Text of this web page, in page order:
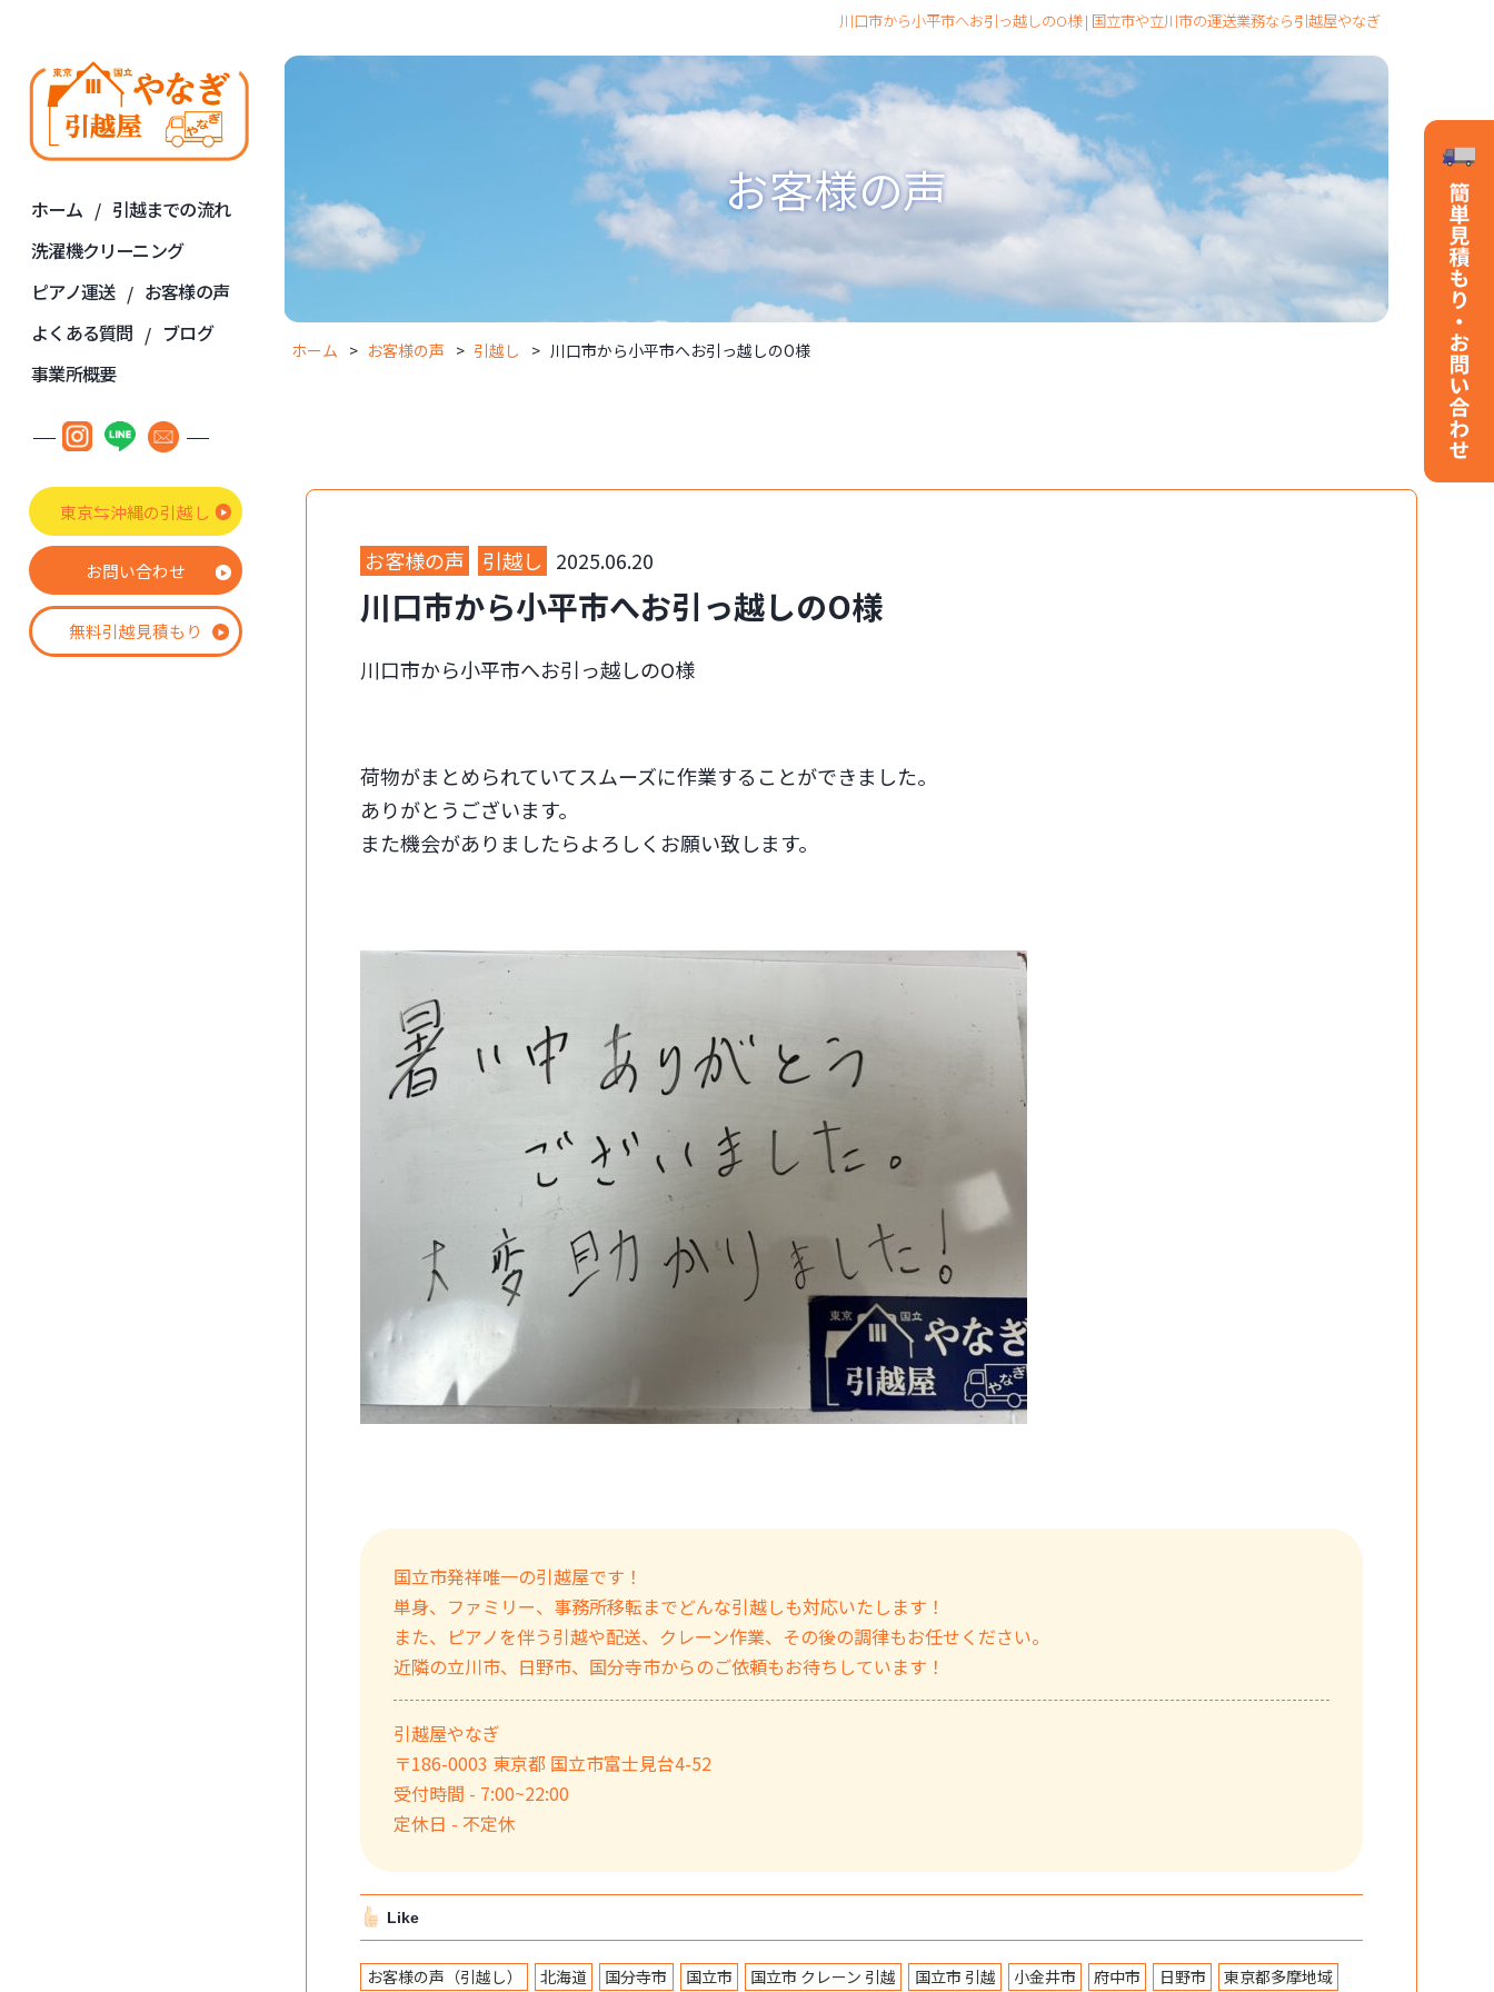
ホーム
引越までの流れ
洗濯機クリーニング
ピアノ運送
お客様の声
よくある質問
ブログ
事業所概要
東京⇆沖縄の引越し
お問い合わせ
無料引越見積もり
川口市から小平市へお引っ越しのO様 | 国立市や立川市の運送業務なら引越屋やなぎ
お客様の声
ホーム お客様の声 引越し 川口市から小平市へお引っ越しのO様
お客様の声 引越し 2025.06.20
川口市から小平市へお引っ越しのO様
川口市から小平市へお引っ越しのO様
荷物がまとめられていてスムーズに作業することができました。
ありがとうございます。
また機会がありましたらよろしくお願い致します。
国立市発祥唯一の引越屋です！
単身、ファミリー、事務所移転までどんな引越しも対応いたします！
また、ピアノを伴う引越や配送、クレーン作業、その後の調律もお任せください。
近隣の立川市、日野市、国分寺市からのご依頼もお待ちしています！
引越屋やなぎ
〒186-0003 東京都 国立市富士見台4-52
受付時間 - 7:00~22:00
定休日 - 不定休
Like
お客様の声（引越し） 北海道 国分寺市 国立市 国立市 クレーン 引越 国立市 引越 小金井市 府中市 日野市 東京都多摩地域